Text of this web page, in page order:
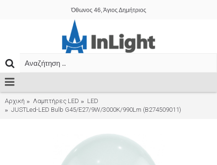
Όθωνος 46, Άγιος Δημήτριος
Αρχική Λαμπτήρες LED
LED
JUSTLed-LED Bulb G45/E27/9W/3000K/990Lm (B274509011)